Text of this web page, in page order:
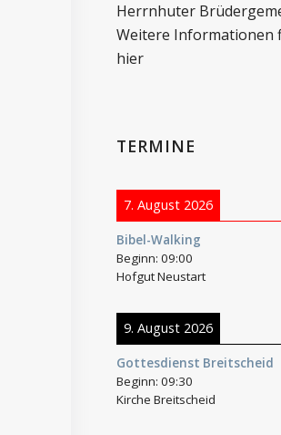
Herrnhuter
Weitere Informationen
hier
TERMINE
7. August 2026
Bibel-Walking
Beginn:09:00
Hofgut Neustart
9. August 2026
Gottesdienst Breitscheid
Beginn:09:30
Kirche Breitscheid